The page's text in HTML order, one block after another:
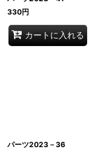
330円
カートに入れる
パーツ2023－36